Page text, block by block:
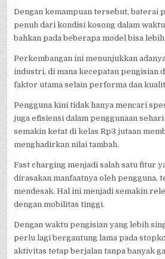
Dengan kemampuan tersebut, baterai
penuh dari kondisi kosong dalam
bahkan pada beberapa model bisa
Perkembangan ini menunjukkan
industri, di mana kecepatan pengisian
faktor utama selain performa dan
Pengguna kini tidak hanya mencari
juga efisiensi dalam penggunaan
semakin ketat di kelas Rp3 jutaan
menghadirkan nilai tambah.
Fast charging menjadi salah satu fitur
dirasakan manfaatnya oleh pengguna,
mendesak. Hal ini menjadi semakin
dengan mobilitas tinggi.
Dengan waktu pengisian yang lebih
perlu lagi bergantung lama pada
aktivitas tetap berjalan tanpa banyak